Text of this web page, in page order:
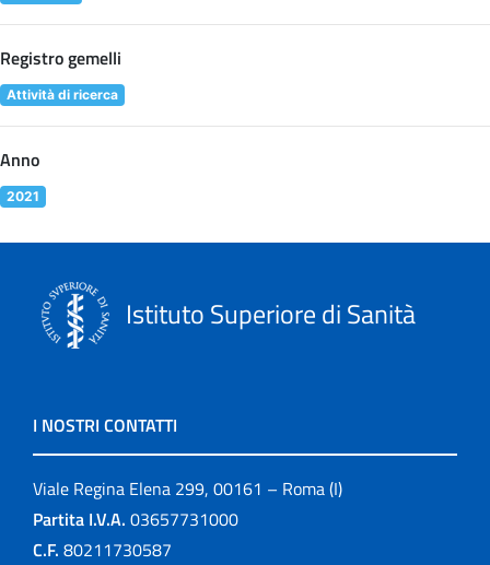
Registro gemelli
Attività di ricerca
Anno
2021
Istituto Superiore di Sanità
I NOSTRI CONTATTI
Viale Regina Elena 299, 00161 – Roma (I)
Partita I.V.A. 03657731000
C.F. 80211730587